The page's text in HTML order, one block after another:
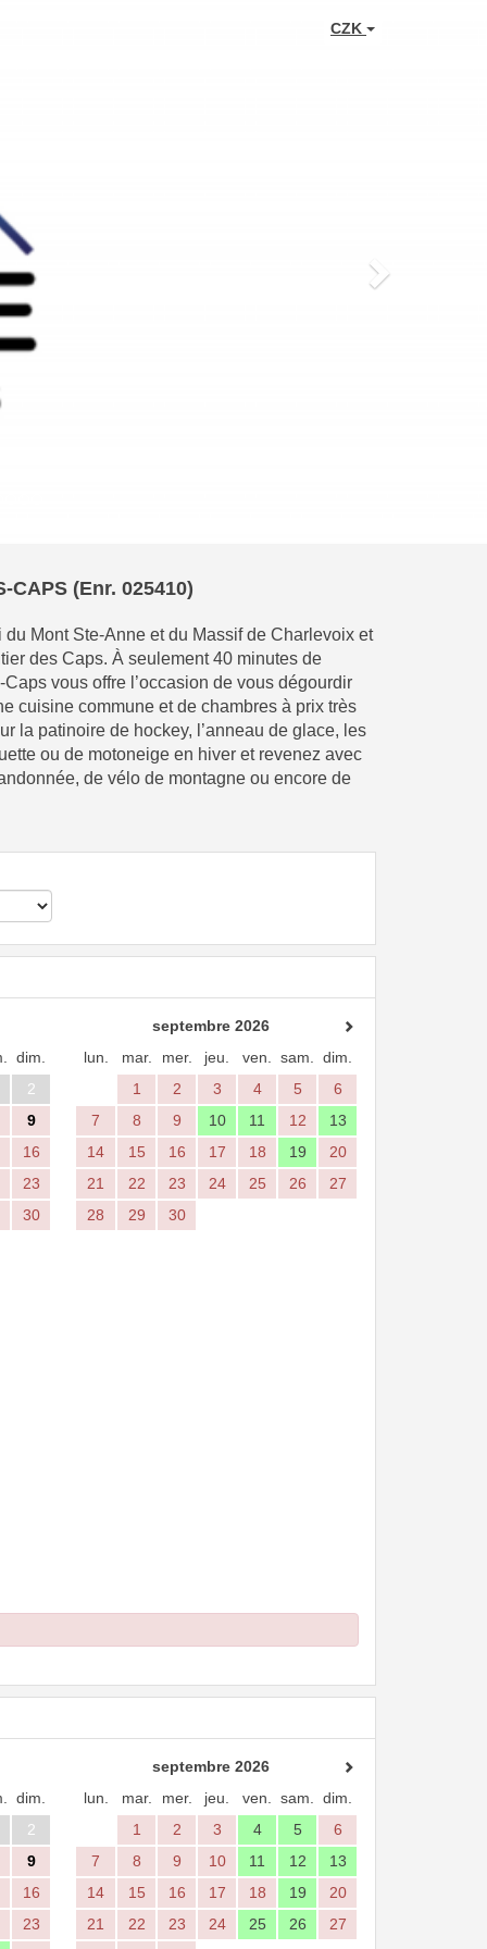
CZK
CAPS (Enr. 025410)
Mont Ste-Anne et du Massif de Charlevoix et
des Caps. À seulement 40 minutes de
vous offre l’occasion de vous dégourdir
cuisine commune et de chambres à prix très
la patinoire de hockey, l’anneau de glace, les
ou de motoneige en hiver et revenez avec
de vélo de montagne ou encore de
dim.
2
9
16
23
30
septembre 2026
lun.
mar. mer. jeu. ven. sam.
dim.
1
2 3 4 5
6
7
8 9 10 11 12
13
14
15 16 17 18 19
20
21
22 23 24 25 26
27
28
29 30
dim.
2
9
16
23
septembre 2026
lun.
mar. mer. jeu. ven. sam.
dim.
1
2 3 4 5
6
7
8 9 10 11 12
13
14
15 16 17 18 19
20
21
22 23 24 25 26
27